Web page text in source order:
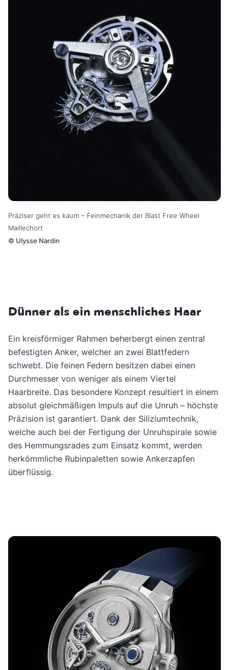
Präziser geht es kaum – Feinmechanik der Blast Free Wheel
Maillechort
© Ulysse Nardin
Dünner als ein menschliches Haar
Ein kreisförmiger Rahmen beherbergt einen zentral
befestigten Anker, welcher an zwei Blattfedern
schwebt. Die feinen Federn besitzen dabei einen
Durchmesser von weniger als einem Viertel
Haarbreite. Das besondere Konzept resultiert in einem
absolut gleichmäßigen Impuls auf die Unruh – höchste
Präzision ist garantiert. Dank der Siliziumtechnik,
welche auch bei der Fertigung der Unruhspirale sowie
des Hemmungsrades zum Einsatz kommt, werden
herkömmliche Rubinpaletten sowie Ankerzapfen
überflüssig.